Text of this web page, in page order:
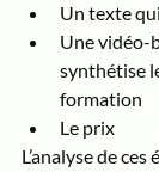
Un texte
Une vidéo-
synthétise
formation
Le prix
L’analyse de